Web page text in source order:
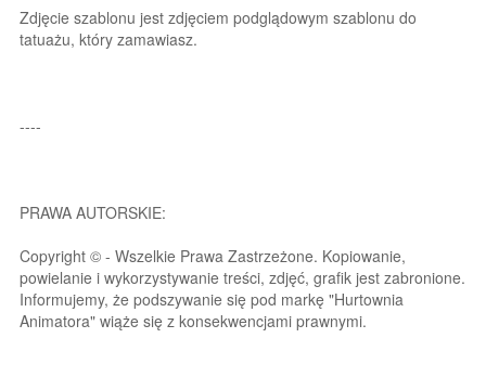
Zdjęcie szablonu jest zdjęciem podglądowym szablonu do
tatuażu, który zamawiasz.
----
PRAWA AUTORSKIE:
Copyright © - Wszelkie Prawa Zastrzeżone. Kopiowanie,
powielanie i wykorzystywanie treści, zdjęć, grafik jest zabronione.
Informujemy, że podszywanie się pod markę "Hurtownia
Animatora" wiąże się z konsekwencjami prawnymi.